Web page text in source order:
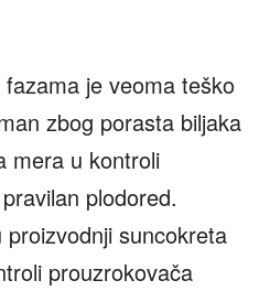
je veoma teško
zbog porasta biljaka
mera u kontroli
plodored.
suncokreta
prouzrokovača